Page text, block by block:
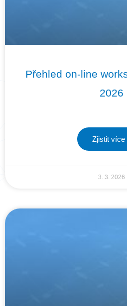
Přehled on-line
2026
Zjistit více
3. 3. 2026